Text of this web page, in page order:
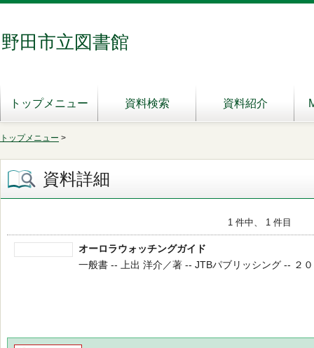
野田市立図書館
トップメニュー 資料検索 資料紹介
トップメニュー >
資料詳細
1 件中、 1 件目
オーロラウォッチングガイド
一般書 -- 上出 洋介／著 -- JTBパブリッシング -- ２